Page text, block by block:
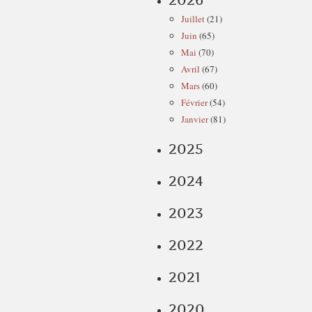
Juillet(21)
Juin (65)
Mai (70)
Avril (67)
Mars(60)
Février(54)
Janvier(81)
2025
2024
2023
2022
2021